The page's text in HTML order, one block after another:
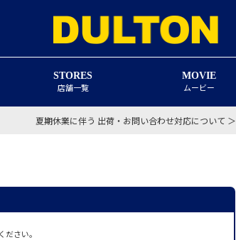
STORES
店舗一覧
MOVIE
ムービー
夏期休業に伴う 出荷・お問い合わせ対応について ＞
さい。